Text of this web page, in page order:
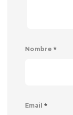
Nombre *
Email *